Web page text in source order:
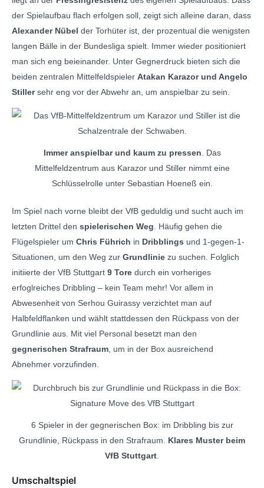
der Spielaufbau flach erfolgen soll, zeigt sich alleine daran, dass
Alexander Nübel der Torhüter ist, der prozentual die wenigsten
langen Bälle in der Bundesliga spielt. Immer wieder positioniert
man sich eng beieinander. Unter Gegnerdruck bieten sich die
beiden zentralen Mittelfeldspieler Atakan Karazor und Angelo
Stillersehr eng vor der Abwehr an, um anspielbar zu sein.
Immer anspielbar und kaum zu pressen . Das
Mittelfeldzentrum aus Karazor und Stiller nimmt eine
Schlüsselrolle unter Sebastian Hoeneß ein.
Im Spiel nach vorne bleibt der VfB geduldig und sucht auch im
letzten Drittel den spielerischen Weg . Häufig gehen die
Flügelspieler um Chris Führich in Dribblings und 1-gegen-1-
Situationen, um den Weg zur Grundlinie zu suchen. Folglich
initiierte der VfB Stuttgart 9 Tore durch ein vorheriges
erfoglreiches Dribbling – kein Team mehr! Vor allem in
Abwesenheit von Serhou Guirassy verzichtet man auf
Halbfeldflanken und wählt stattdessen den Rückpass von der
Grundlinie aus. Mit viel Personal besetzt man den
gegnerischen Strafraum , um in der Box ausreichend
Abnehmer vorzufinden.
6 Spieler in der gegnerischen Box: im Dribbling bis zur
Grundlinie, Rückpass in den Strafraum. Klares Muster beim
VfB Stuttgart.
Umschaltspiel